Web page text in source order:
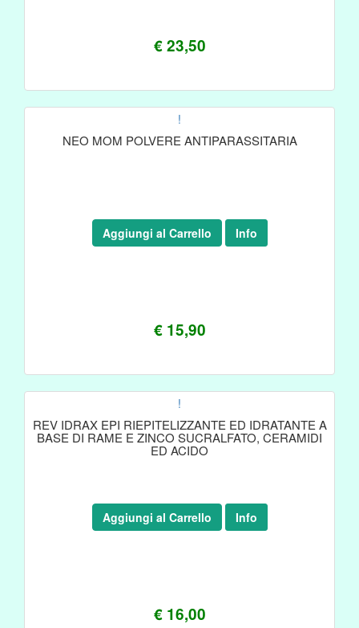
€ 23,50
!
NEO MOM POLVERE ANTIPARASSITARIA
€ 15,90
Aggiungi al Carrello Info
!
REV IDRAX EPI RIEPITELIZZANTE ED IDRATANTE A
BASE DI RAME E ZINCO SUCRALFATO, CERAMIDI
ED ACIDO
€ 16,00
Aggiungi al Carrello Info